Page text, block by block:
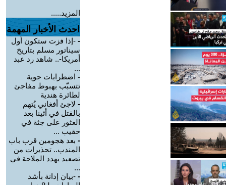
المزيد.....
احدث الأخبار المهمة
- -إذا فزت ستكون أول
سيناتور مسلم بتاريخ
أمريكا-.. شاهد رد عبد
...
- اضطرابات جوية
تتسبّب بهبوط مفاجئ
لطائرة هندية
- لاجئ أفغاني يُتهم
بالقتل في أثينا بعد
العثور على جثة في
حقيب ...
- بعد هجومين قرب باب
المندب.. تحذيرات من
تصعيد يهدد الملاحة في
...
- -بيان إدانة بأشد